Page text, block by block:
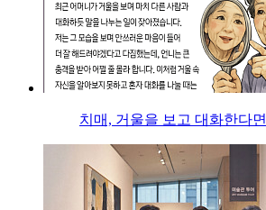
치매, 거울을 보고 대화한다면